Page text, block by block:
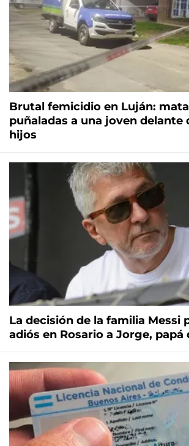
Brutal femicidio en Luján:
puñaladas a una joven delante
hijos
La decisión de la familia Messi
adiós en Rosario a Jorge, papá